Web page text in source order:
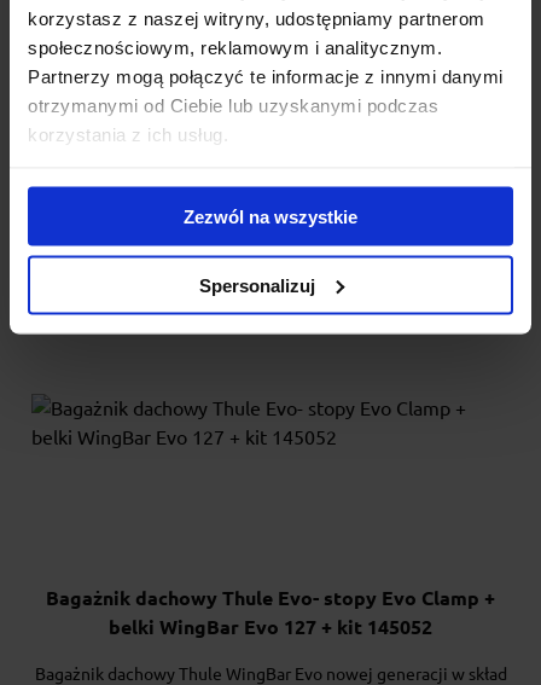
korzystasz z naszej witryny, udostępniamy partnerom
społecznościowym, reklamowym i analitycznym.
Partnerzy mogą połączyć te informacje z innymi danymi
otrzymanymi od Ciebie lub uzyskanymi podczas
korzystania z ich usług.
Zezwól na wszystkie
Spersonalizuj
Bagażnik dachowy Thule Evo- stopy Evo Clamp +
belki WingBar Evo Black 127 + kit 145140
Bagażnik dachowy Thule WingBar Evo Black nowej generacji w
skład którego wchodzą: stopy Thule Evo Clamp, belki...
Bagażnik dachowy Thule Evo- stopy Evo Clamp +
belki WingBar Evo 127 + kit 145052
Bagażnik dachowy Thule WingBar Evo nowej generacji w skład